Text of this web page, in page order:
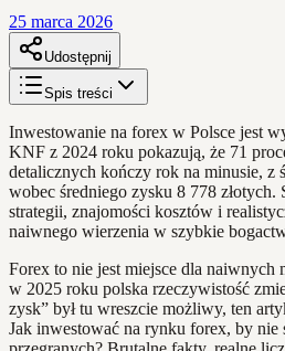
25 marca 2026
Udostępnij
Spis treści
Inwestowanie na forex w Polsce jest
KNF z 2024 roku pokazują, że 71
detalicznych kończy rok na minusie, z
wobec średniego zysku 8 778 złotych.
strategii, znajomości kosztów i
naiwnego wierzenia w szybkie
Forex to nie jest miejsce dla naiwnych
w 2025 roku polska rzeczywistość
zysk” był tu wreszcie możliwy, ten
Jak inwestować na rynku forex, by nie